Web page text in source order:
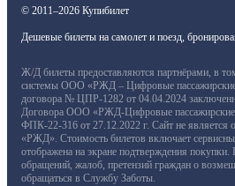
© 2011–2026 Купибилет
Дешевые билеты на самолет и поезд,
Ж/Д билеты предоставляются партнёрами, в
системы ООО «РЖД – Цифровые пассажирские
договора № ЦПР-1282 от 04.04.2024
Договора ООО «РЖД-Цифровые
ФПК-22-316 от 27.12.2022 г. Сайт не
«РЖД». Стоимость билетов включает
отображена на экране подтверждения
обращений, жалоб, претензий граждан о
обращаться в Службу Заботы.